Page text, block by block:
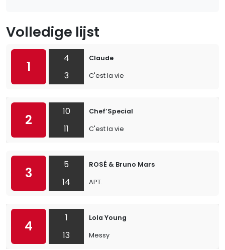
Volledige lijst
1
4
3
Claude
C'est la vie
2
10
11
Chef’Special
C'est la vie
3
5
14
ROSÉ & Bruno Mars
APT.
4
1
13
Lola Young
Messy